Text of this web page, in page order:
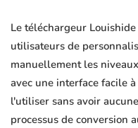
Le téléchargeur
utilisateurs de
manuellement les
avec une interface facile
l'utiliser sans avoir
processus de conversion